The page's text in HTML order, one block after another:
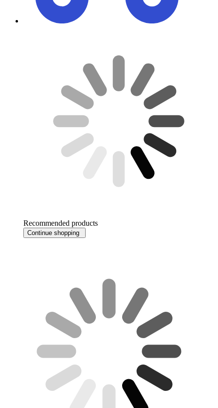
Recommended products
Continue shopping